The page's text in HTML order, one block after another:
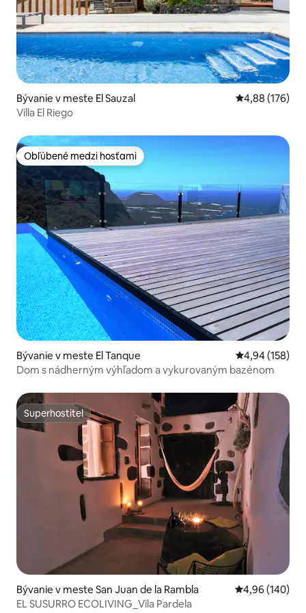
Bývanie v meste El Sauzal Priemerné
4,88 (176)
Villa El Riego
Obľúbené medzi hosťami
Obľúbené medzi hosťami
Bývanie v meste El Tanque Priemerné
4,94 (158)
Dom s nádherným výhľadom a vykurovaným bazénom
Superhostiteľ
Superhostiteľ
Bývanie v meste San Juan de la Rambla Priemerné
4,96 (140)
EL SUSURRO ECOLIVING_Vila Pardela